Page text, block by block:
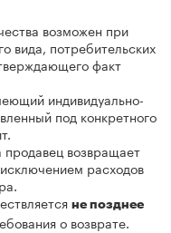
возможен при
вида, потребительских
факт
индивидуально-
под конкретного
продавец возвращает
расходов
не позднее
о возврате.